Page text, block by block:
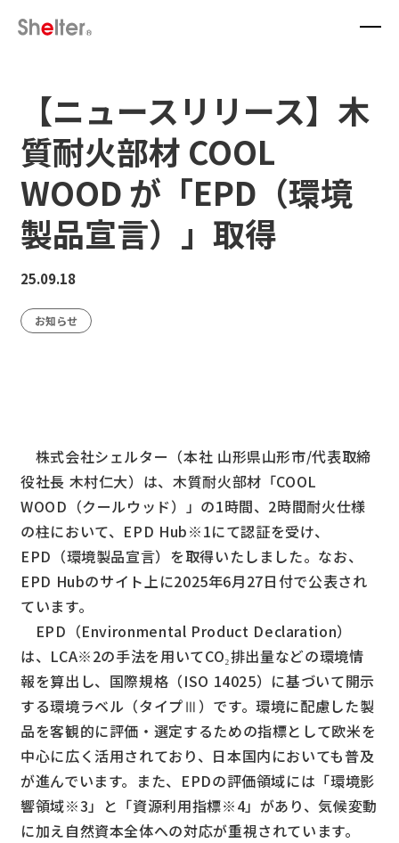
【ニュースリリース】木
質耐火部材 COOL
WOOD が「EPD（環境
製品宣言）」取得
25.09.18
お知らせ
株式会社シェルター（本社 山形県山形市/代表取締
役社長 木村仁大）は、木質耐火部材「COOL
WOOD（クールウッド）」の1時間、2時間耐火仕様
の柱において、EPD Hub※1にて認証を受け、
EPD（環境製品宣言）を取得いたしました。なお、
EPD Hubのサイト上に2025年6月27日付で公表され
ています。
EPD（Environmental Product Declaration）
は、LCA※2の手法を用いてCO₂排出量などの環境情
報を算出し、国際規格（ISO 14025）に基づいて開示
する環境ラベル（タイプⅢ）です。環境に配慮した製
品を客観的に評価・選定するための指標として欧米を
中心に広く活用されており、日本国内においても普及
が進んでいます。また、EPDの評価領域には「環境影
響領域※3」と「資源利用指標※4」があり、気候変動
に加え自然資本全体への対応が重視されています。